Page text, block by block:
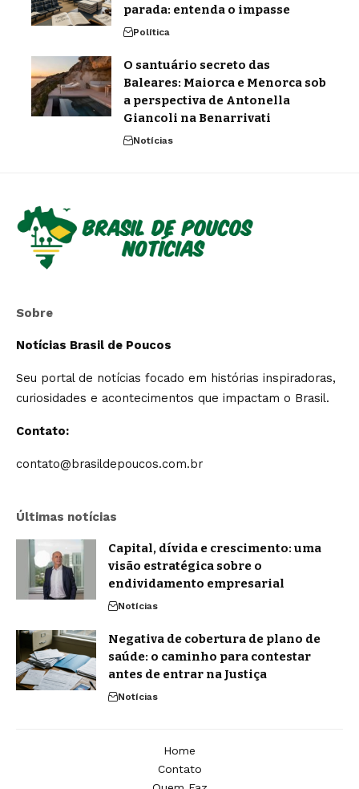
parada: entenda o impasse
Política
O santuário secreto das
Baleares: Maiorca e Menorca sob
a perspectiva de Antonella
Giancoli na Benarrivati
Notícias
Sobre
Notícias Brasil de Poucos
Seu portal de notícias focado em histórias inspiradoras,
curiosidades e acontecimentos que impactam o Brasil.
Contato:
contato@brasildepoucos.com.br
Últimas notícias
Capital, dívida e crescimento: uma
visão estratégica sobre o
endividamento empresarial
Notícias
Negativa de cobertura de plano de
saúde: o caminho para contestar
antes de entrar na Justiça
Notícias
Home
Contato